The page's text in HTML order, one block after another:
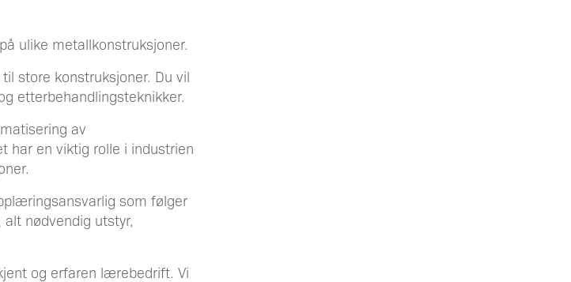
ulike metallkonstruksjoner.
store konstruksjoner. Du vil
etterbehandlingsteknikker.
av
har en viktig rolle i industrien
som følger
nødvendig utstyr,
og erfaren lærebedrift. Vi